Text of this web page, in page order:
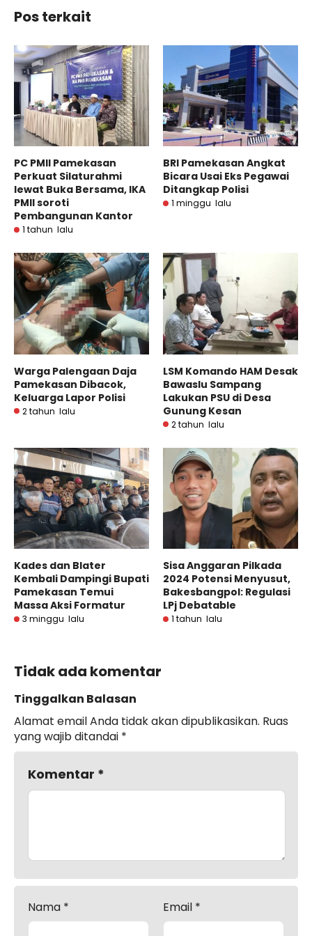
Pos terkait
PC PMII Pamekasan
Perkuat Silaturahmi
lewat Buka Bersama, IKA
PMII soroti
Pembangunan Kantor
1 tahun lalu
BRI Pamekasan Angkat
Bicara Usai Eks Pegawai
Ditangkap Polisi
1 minggu lalu
Warga Palengaan Daja
Pamekasan Dibacok,
Keluarga Lapor Polisi
2 tahun lalu
LSM Komando HAM Desak
Bawaslu Sampang
Lakukan PSU di Desa
Gunung Kesan
2 tahun lalu
Kades dan Blater
Kembali Dampingi Bupati
Pamekasan Temui
Massa Aksi Formatur
3 minggu lalu
Sisa Anggaran Pilkada
2024 Potensi Menyusut,
Bakesbangpol: Regulasi
LPj Debatable
1 tahun lalu
Tidak ada komentar
Tinggalkan Balasan
Alamat email Anda tidak akan dipublikasikan. Ruas
yang wajib ditandai *
Komentar *
Nama * Email *